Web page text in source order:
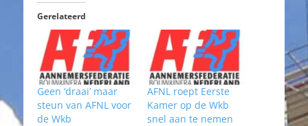
Gerelateerd
Geen ‘draai’ maar
steun van AFNL voor
de Wkb
AFNL roept Eerste
Kamer op de Wkb
snel aan te nemen